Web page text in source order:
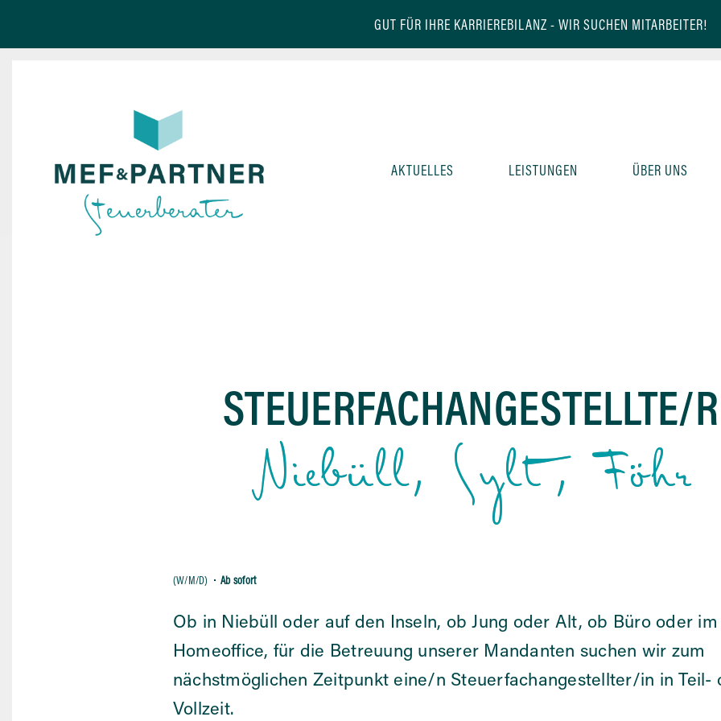
GUT FÜR IHRE KARRIEREBILANZ - WIR SUCHEN MITARBEITER!
AKTUELLES LEISTUNGEN ÜBER UNS
STEUERFACHANGESTELLTE/R
Niebüll, Sylt, Föhr
(W/M/D) Ab sofort
Ob in Niebüll oder auf den Inseln, ob Jung oder Alt, ob Büro oder im
Homeoffice, für die Betreuung unserer Mandanten suchen wir zum
nächstmöglichen Zeitpunkt eine/n Steuerfachangestellter/in in Teil-
Vollzeit.